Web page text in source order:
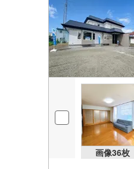
画像36枚